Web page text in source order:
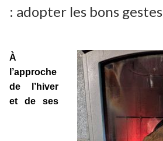
: adopter les bons gestes
À
l’approche
de l’hiver
et de ses